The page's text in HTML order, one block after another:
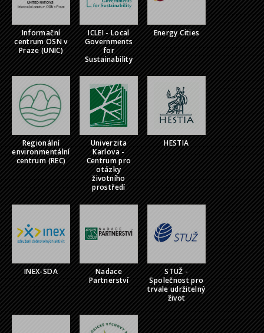
Informační
centrum OSN v
Praze (UNIC)
ICLEI - Local
Governments
for
Sustainability
Energy Cities
Regionální
environmentální
centrum (REC)
Univerzita
Karlova -
Centrum pro
otázky
životního
prostředí
HESTIA
INEX-SDA
Nadace
Partnerství
STUŽ -
Společnost pro
trvale udržitelný
život